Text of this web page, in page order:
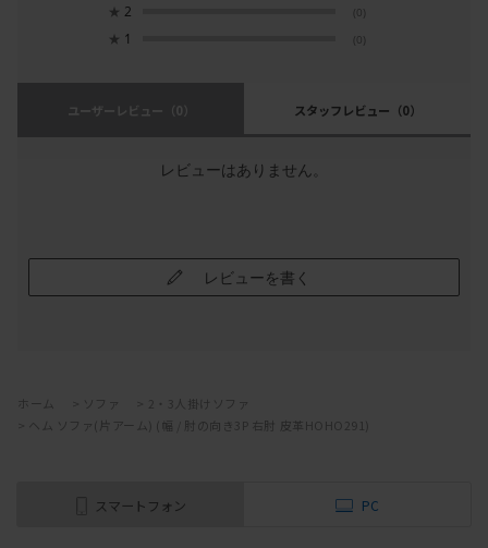
★ 2 (0)
★ 1 (0)
ユーザーレビュー （0） スタッフレビュー （0）
レビューはありません。
レビューを書く
ホーム ソファ
2・3人掛けソファ
ヘム ソファ(片アーム) (幅 / 肘の向き3P 右肘 皮革HOHO291)
スマートフォン PC